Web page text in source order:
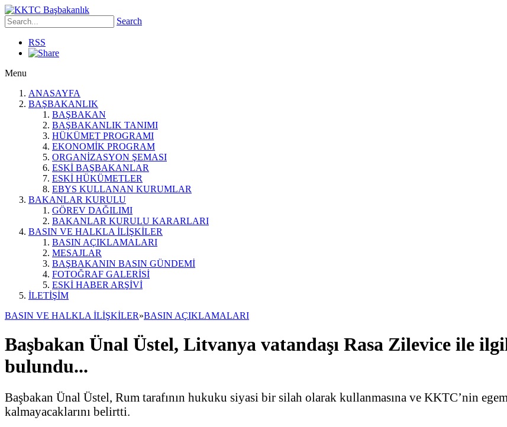
Search
RSS
Menu
ANASAYFA
BAŞBAKANLIK
BAŞBAKAN
BAŞBAKANLIK TANIMI
HÜKÜMET PROGRAMI
EKONOMİK PROGRAM
ORGANİZASYON ŞEMASI
ESKİ BAŞBAKANLAR
ESKİ HÜKÜMETLER
EBYS KULLANAN KURUMLAR
BAKANLAR KURULU
GÖREV DAĞILIMI
BAKANLAR KURULU KARARLARI
BASIN VE HALKLA İLİŞKİLER
BASIN AÇIKLAMALARI
MESAJLAR
BAŞBAKANIN BASIN GÜNDEMİ
FOTOĞRAF GALERİSİ
ESKİ HABER ARŞİVİ
İLETİŞİM
BASIN VE HALKLA İLİŞKİLER»BASIN AÇIKLAMALARI
Başbakan Ünal Üstel, Litvanya vatandaşı Rasa Zilevice ile
bulundu...
Başbakan Ünal Üstel, Rum tarafının hukuku siyasi bir silah olarak kullanmasına ve KKTC’nin
kalmayacaklarını belirtti.